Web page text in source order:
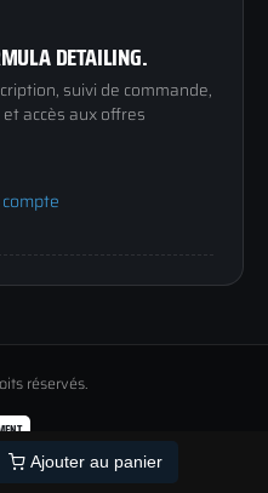
Ajouter au panier
D'AVIS
DETAILING.
suivi de commande,
accès aux offres
réservés.